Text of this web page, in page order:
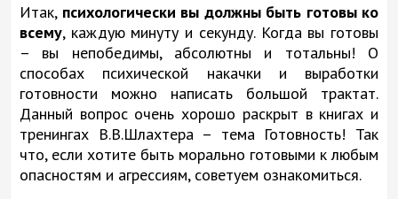
Итак, психологически вы должны быть готовы ко
всему, каждую минуту и секунду. Когда вы готовы
– вы непобедимы, абсолютны и тотальны! О
способах психической накачки и выработки
готовности можно написать большой трактат.
Данный вопрос очень хорошо раскрыт в книгах и
тренингах В.В.Шлахтера – тема Готовность! Так
что, если хотите быть морально готовыми к любым
опасностям и агрессиям, советуем ознакомиться.